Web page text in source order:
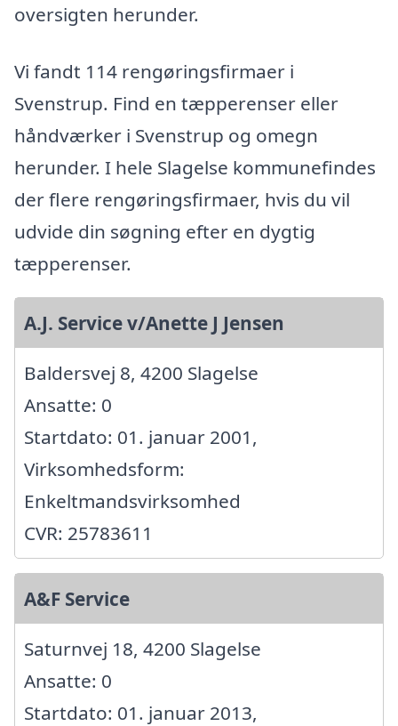
oversigten herunder.
Vi fandt 114 rengøringsfirmaer i
Svenstrup. Find en tæpperenser eller
håndværker i Svenstrup og omegn
herunder. I hele Slagelse kommunefindes
der flere rengøringsfirmaer, hvis du vil
udvide din søgning efter en dygtig
tæpperenser.
A.J. Service v/Anette J Jensen
Baldersvej 8, 4200 Slagelse
Ansatte: 0
Startdato: 01. januar 2001,
Virksomhedsform:
Enkeltmandsvirksomhed
CVR: 25783611
A&F Service
Saturnvej 18, 4200 Slagelse
Ansatte: 0
Startdato: 01. januar 2013,